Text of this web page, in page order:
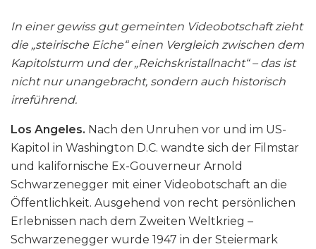
In einer gewiss gut gemeinten Videobotschaft zieht
die „steirische Eiche“ einen Vergleich zwischen dem
Kapitolsturm und der „Reichskristallnacht“ – das ist
nicht nur unangebracht, sondern auch historisch
irreführend.
Los Angeles. Nach den Unruhen vor und im US-
Kapitol in Washington D.C. wandte sich der Filmstar
und kalifornische Ex-Gouverneur Arnold
Schwarzenegger mit einer Videobotschaft an die
Öffentlichkeit. Ausgehend von recht persönlichen
Erlebnissen nach dem Zweiten Weltkrieg –
Schwarzenegger wurde 1947 in der Steiermark